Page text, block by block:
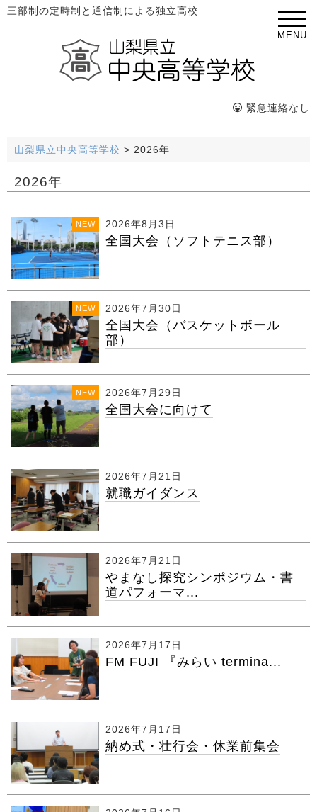
MENU
三部制の定時制と通信制による独立高校
緊急連絡なし
山梨県立中央高等学校 > 2026年
2026年
NEW 2026年8月3日
全国大会（ソフトテニス部）
NEW 2026年7月30日
全国大会（バスケットボール
部）
NEW 2026年7月29日
全国大会に向けて
2026年7月21日
就職ガイダンス
2026年7月21日
やまなし探究シンポジウム・書
道パフォーマ...
2026年7月17日
FM FUJI 『みらい termina...
2026年7月17日
納め式・壮行会・休業前集会